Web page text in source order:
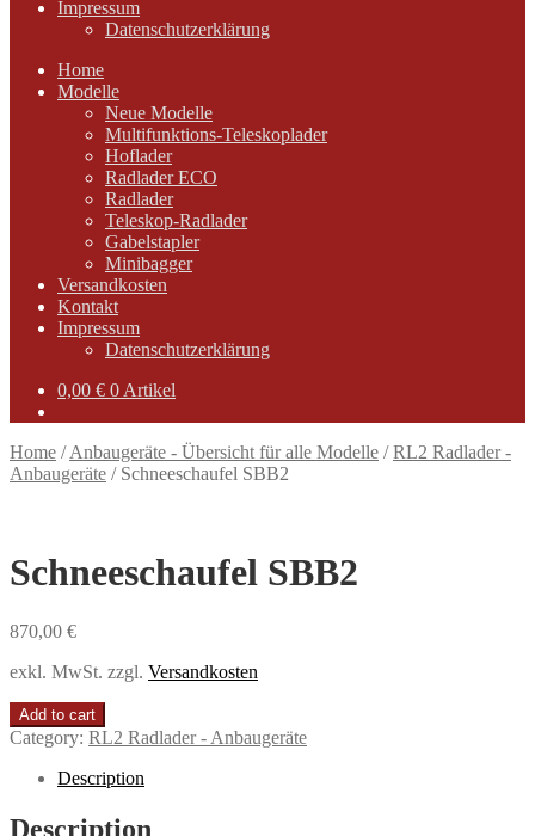
Impressum
Datenschutzerklärung
Home
Modelle
Neue Modelle
Multifunktions-Teleskoplader
Hoflader
Radlader ECO
Radlader
Teleskop-Radlader
Gabelstapler
Minibagger
Versandkosten
Kontakt
Impressum
Datenschutzerklärung
0,00 € 0 Artikel
Home /Anbaugeräte - Übersicht für alle Modelle /RL2 Radlader -
Anbaugeräte / Schneeschaufel SBB2
Schneeschaufel SBB2
870,00 €
exkl. MwSt. zzgl. Versandkosten
Add to cart
Category: RL2 Radlader - Anbaugeräte
Description
Description